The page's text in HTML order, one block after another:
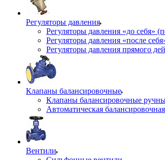
Регуляторы давления
Регуляторы давления «до себя»
Регуляторы давления «после
Регуляторы давления прямого
Клапаны балансировочные
Клапаны балансировочные
Автоматическая
Вентили